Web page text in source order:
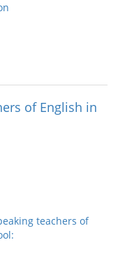
of English in
teachers of